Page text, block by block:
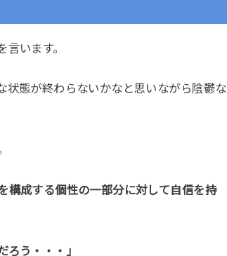
言います。
状態が終わらないかなと思いながら陰鬱な
構成する個性の一部分に対して自信を持
ろう・・・」